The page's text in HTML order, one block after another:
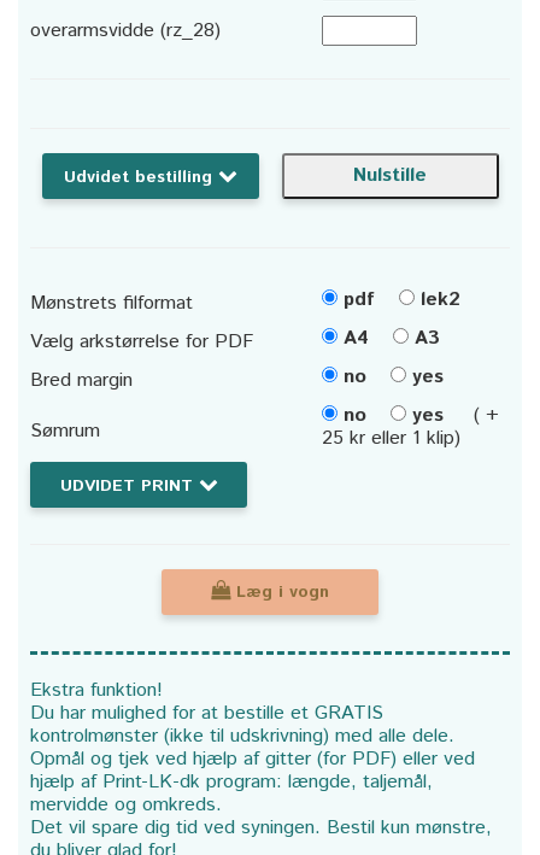
overarmsvidde (rz_28)
Udvidet bestilling
Mønstrets filformat pdf
lek2
Vælg arkstørrelse for PDF
A4
A3
Bred margin
no
yes
Sømrum
no yes
( +
25 kr eller 1 klip)
UDVIDET PRINT
Læg i vogn
Ekstra funktion!
Du har mulighed for at bestille et GRATIS
kontrolmønster (ikke til udskrivning) med alle dele.
Opmål og tjek ved hjælp af gitter (for PDF) eller ved
hjælp af Print-LK-dk program: længde, taljemål,
mervidde og omkreds.
Det vil spare dig tid ved syningen. Bestil kun mønstre,